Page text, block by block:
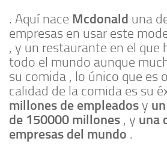
. Aquí nace Mcdonald una
empresas en usar este
, y un restaurante en el que
todo el mundo aunque
su comida , lo único que es
calidad de la comida es su
millones de empleadosy
de 150000 millones , y una
empresas del mundo .